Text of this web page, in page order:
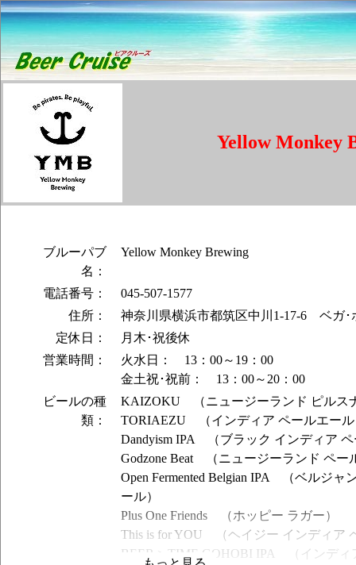
Yellow Monkey
ブルーパブ
名：
Yellow Monkey Brewing
電話番号：
045-507-1577
住所：
神奈川県横浜市都筑区中川1-17-6 ベガ･
定休日：
月木･祝後休
営業時間：
火水日： 13：00～19：00
金土祝･祝前： 13：00～20：00
ビールの種
類：
KAIZOKU （ニュージーランド ピルス
TORIAEZU （インディア ペールエー
Dandyism IPA （ブラック インディア
Godzone Beat （ニュージーランド ペー
Open Fermented Belgian IPA （ベルジャ
ール）
Plus One Friends （ホッピー ラガー）
This is for YOU （ヘイジー インディア
BEER > TIME GOHOBI IPA （インディ